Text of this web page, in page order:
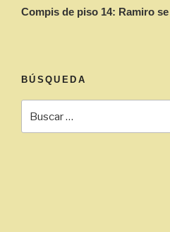
entrada
Compis de piso 14: Ramiro
BÚSQUEDA
por: